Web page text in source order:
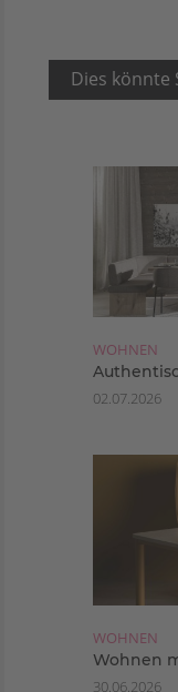
Dies könnte
WOHNEN
02.07.2026
WOHNEN
Wohnen
30.06.2026